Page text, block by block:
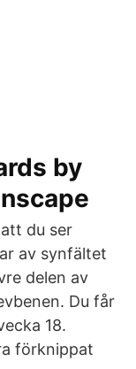
by
du ser
av synfältet
delen av
Du får
18.
förknippat